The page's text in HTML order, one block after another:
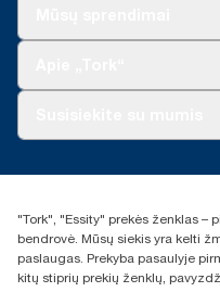
+370 5 268 3455
UAB Essity Lithuania
Naugarduko g. 98
LT-03160 Vilnius,
"Tork", "Essity" prekės ženklas –
bendrovė. Mūsų siekis yra kelti
paslaugas. Prekyba pasaulyje
kitų stiprių prekių ženklų,